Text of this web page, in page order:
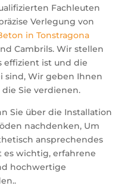
Fachleuten
Verlegung von
in Tonstragona
Cambrils. Wir stellen
effizient ist und die
sind, Wir geben Ihnen
Sie verdienen.
Sie über die Installation
nachdenken, Um
ansprechendes
es wichtig, erfahrene
hochwertige